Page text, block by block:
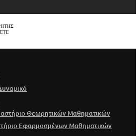
Θεωρητικών Μαθηματικών
Εφαρμοσμένων Μαθηματικών